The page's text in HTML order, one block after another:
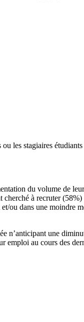
les stagiaires
du volume de
cherché à recruter
ou dans une moindre
n’anticipant une
au cours des